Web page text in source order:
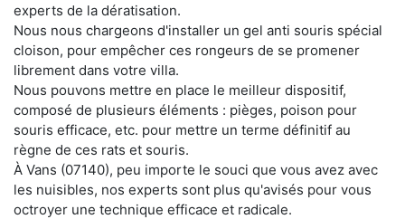
experts de la dératisation.
Nous nous chargeons d'installer un gel anti souris spécial
cloison, pour empêcher ces rongeurs de se promener
librement dans votre villa.
Nous pouvons mettre en place le meilleur dispositif,
composé de plusieurs éléments : pièges, poison pour
souris efficace, etc. pour mettre un terme définitif au
règne de ces rats et souris.
À Vans (07140), peu importe le souci que vous avez avec
les nuisibles, nos experts sont plus qu'avisés pour vous
octroyer une technique efficace et radicale.